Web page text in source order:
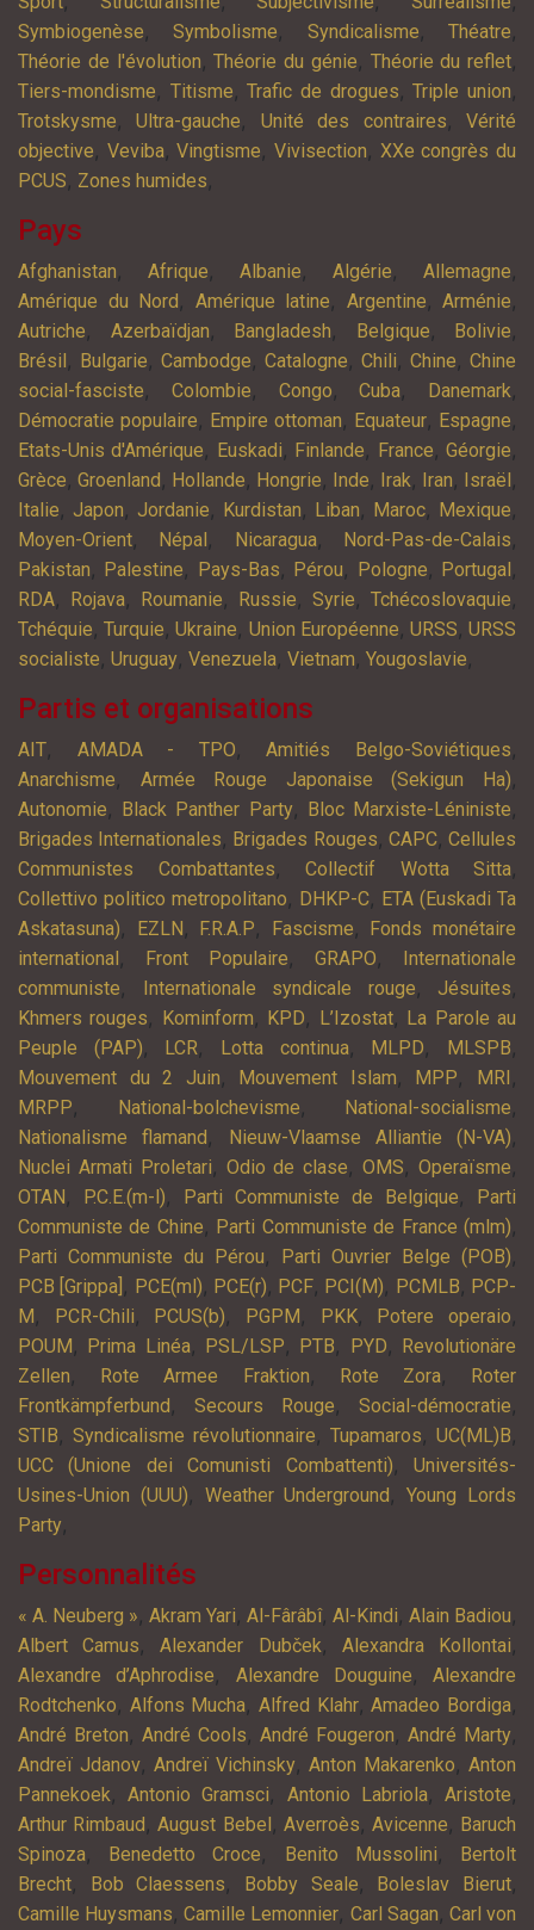
Symbiogenèse,Symbolisme, Syndicalisme,Théatre,
Théorie de l'évolution,Théorie du génie, Théorie du reflet,
Tiers-mondisme, Titisme,Trafic de drogues,Triple union,
Trotskysme,Ultra-gauche, Unité des contraires,Vérité
objective, Veviba,Vingtisme,Vivisection, XXe congrès du
PCUS, Zones humides,
Pays
Afghanistan, Afrique, Albanie, Algérie, Allemagne,
Amérique du Nord , Amérique latine, Argentine, Arménie,
Autriche, Azerbaïdjan, Bangladesh, Belgique, Bolivie,
Brésil , Bulgarie, Cambodge, Catalogne, Chili, Chine, Chine
social-fasciste, Colombie, Congo,Cuba, Danemark,
Démocratie populaire, Empire ottoman, Equateur, Espagne,
Etats-Unis d'Amérique, Euskadi, Finlande, France,Géorgie,
Grèce, Groenland , Hollande, Hongrie, Inde, Irak, Iran, Israël ,
Italie, Japon, Jordanie, Kurdistan, Liban, Maroc, Mexique,
Moyen-Orient, Népal , Nicaragua, Nord-Pas-de-Calais,
Pakistan, Palestine, Pays-Bas, Pérou, Pologne, Portugal ,
RDA, Rojava, Roumanie, Russie, Syrie, Tchécoslovaquie,
Tchéquie,Turquie,Ukraine, Union Européenne, URSS,URSS
socialiste, Uruguay, Venezuela, Vietnam, Yougoslavie,
Partis et organisations
AIT, AMADA - TPO,Amitiés Belgo-Soviétiques,
Anarchisme, Armée Rouge Japonaise (Sekigun Ha),
Autonomie, Black Panther Party, Bloc Marxiste-Léniniste,
Brigades Internationales, Brigades Rouges, CAPC,Cellules
Communistes Combattantes, Collectif Wotta Sitta,
Collettivo politico metropolitano, DHKP-C, ETA (Euskadi Ta
Askatasuna), EZLN , F.R.A.P, Fascisme,
Fonds monétaire
international , Front Populaire, GRAPO,
Internationale
communiste, Internationale syndicale rouge, Jésuites,
Khmers rouges, Kominform, KPD, L’Izostat, La Parole au
Peuple (PAP), LCR, Lotta continua, MLPD, MLSPB,
Mouvement du 2 Juin, Mouvement Islam, MPP, MRI ,
MRPP, National-bolchevisme, National-socialisme,
Nationalisme flamand , Nieuw-Vlaamse Alliantie (N-VA),
Nuclei Armati Proletari, Odio de clase,OMS,Operaïsme,
OTAN , P.C.E.(m-l), Parti Communiste de Belgique,
Parti
Communiste de Chine, Parti Communiste de France (mlm),
Parti Communiste du Pérou, Parti Ouvrier Belge (POB),
PCB [Grippa] , PCE(ml), PCE(r), PCF, PCI(M), PCMLB, PCP-
M , PCR-Chili, PCUS(b), PGPM , PKK, Potere operaio,
POUM , Prima Linéa, PSL/LSP, PTB, PYD,
Revolutionäre
Zellen, Rote Armee Fraktion, Rote Zora,
Roter
Frontkämpferbund , Secours Rouge, Social-démocratie,
STIB, Syndicalisme révolutionnaire, Tupamaros, UC(ML)B,
UCC (Unione dei Comunisti Combattenti),Universités-
Usines-Union (UUU), Weather Underground ,Young Lords
Party,
Personnalités
« A. Neuberg », Akram Yari, Al-Fârâbî, Al-Kindi, Alain Badiou,
Albert Camus,Alexander Dubček, Alexandra Kollontai,
Alexandre d’Aphrodise, Alexandre Douguine, Alexandre
Rodtchenko, Alfons Mucha,Alfred Klahr,Amadeo Bordiga,
André Breton, André Cools, André Fougeron, André Marty,
Andreï Jdanov, Andreï Vichinsky, Anton Makarenko, Anton
Pannekoek,Antonio Gramsci, Antonio Labriola,Aristote,
Arthur Rimbaud ,August Bebel , Averroès, Avicenne, Baruch
Spinoza, Benedetto Croce, Benito Mussolini,
Bertolt
Brecht, Bob Claessens, Bobby Seale, Boleslav Bierut,
Camille Huysmans,Camille Lemonnier, Carl Sagan, Carl von